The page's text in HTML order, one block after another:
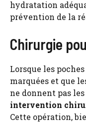
hydratation
prévention de la
Chirurgie
Lorsque les
marquées et que
ne donnent pas
intervention
Cette opération,